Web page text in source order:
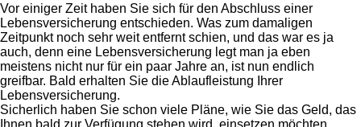
Vor einiger Zeit haben Sie sich für den Abschluss einer
Lebensversicherung entschieden. Was zum damaligen
Zeitpunkt noch sehr weit entfernt schien, und das war es ja
auch, denn eine Lebensversicherung legt man ja eben
meistens nicht nur für ein paar Jahre an, ist nun endlich
greifbar. Bald erhalten Sie die Ablaufleistung Ihrer
Lebensversicherung.
Sicherlich haben Sie schon viele Pläne, wie Sie das Geld, das
Ihnen bald zur Verfügung stehen wird, einsetzen möchten.